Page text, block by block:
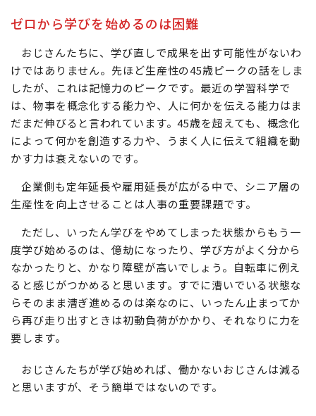
ゼロから学びを始めるのは困難
おじさんたちに、学び直しで成果を出す可能性がないわ
けではありません。先ほど生産性の45歳ピークの話をしま
したが、これは記憶力のピークです。最近の学習科学で
は、物事を概念化する能力や、人に何かを伝える能力はま
だまだ伸びると言われています。45歳を超えても、概念化
によって何かを創造する力や、うまく人に伝えて組織を動
かす力は衰えないのです。
企業側も定年延長や雇用延長が広がる中で、シニア層の
生産性を向上させることは人事の重要課題です。
ただし、いったん学びをやめてしまった状態からもう一
度学び始めるのは、億劫になったり、学び方がよく分から
なかったりと、かなり障壁が高いでしょう。自転車に例え
ると感じがつかめると思います。すでに漕いでいる状態な
らそのまま漕ぎ進めるのは楽なのに、いったん止まってか
ら再び走り出すときは初動負荷がかかり、それなりに力を
要します。